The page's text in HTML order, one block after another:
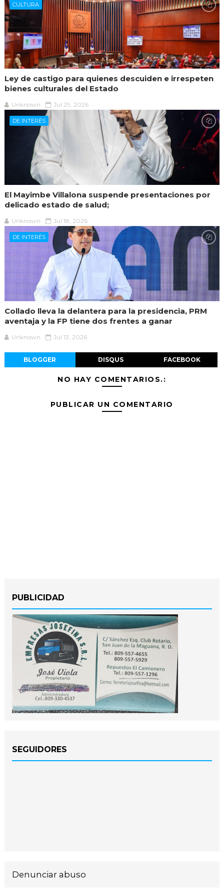
CULTURA
Ley de castigo para quienes descuiden e irrespeten
bienes culturales del Estado
Unknown Jul 29, 2026
DE INTERÉS
El Mayimbe Villalona suspende presentaciones por
delicado estado de salud;
Unknown Jul 18, 2026
DE INTERÉS
Collado lleva la delantera para la presidencia, PRM
aventaja y la FP tiene dos frentes a ganar
Unknown Jul 13, 2026
BLOGGER DISQUS FACEBOOK
NO HAY COMENTARIOS.:
PUBLICAR UN COMENTARIO
PUBLICIDAD
SEGUIDORES
Denunciar abuso